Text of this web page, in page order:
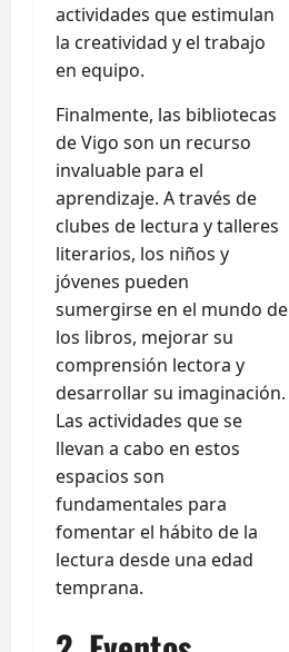
actividades que estimulan
la creatividad y el trabajo
en equipo.
Finalmente, las bibliotecas
de Vigo son un recurso
invaluable para el
aprendizaje. A través de
clubes de lectura y talleres
literarios, los niños y
jóvenes pueden
sumergirse en el mundo de
los libros, mejorar su
comprensión lectora y
desarrollar su imaginación.
Las actividades que se
llevan a cabo en estos
espacios son
fundamentales para
fomentar el hábito de la
lectura desde una edad
temprana.